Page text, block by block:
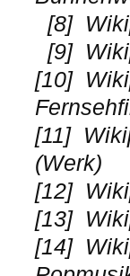
[8]
[9]
[10]
[11]
(Werk)
[12]
[13]
[14]